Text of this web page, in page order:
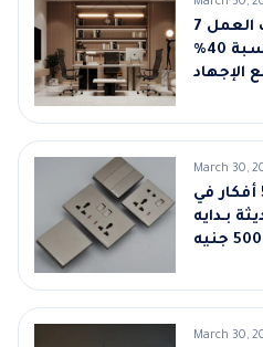
7 قواعد في إضاءة مكتب العمل
المنزلي تزيد تركيزك بنسبة 40%
الإجهاد
March 30,
من الكلاسيك للمودرن: 5 أفكار في
بـدايه
March 30,